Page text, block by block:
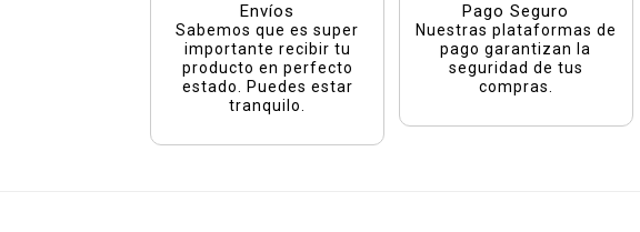
Envíos
Sabemos que es super
importante recibir tu
producto en perfecto
estado. Puedes estar
tranquilo.
Pago Seguro
Nuestras plataformas de
pago garantizan la
seguridad de tus
compras.